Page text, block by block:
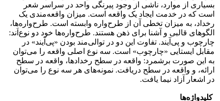
بسیاری از موارد، ناشی از وجود پیرنگی واحد در سراسر شعر
است که در خدمت ایجاد یک واقعه است. میزان واقعه‌مندی یک
رخداد، به میزان تخطی آن از طرح‌واره وابسته است. طرح‌واره‌ها،
الگوهای قالبی و آشنا برای ذهن هستند. طرح‌واره‌ها خود دو نوع‌اَند:
چارچوب و پی‌آیند. تفاوت این دو در توالی‌مند بودن «پی‌آیند» در
مقابل ایستایی «چارچوب» است. سه نوع اصلی واقعه را می‌توان
به این صورت برشمرد: واقعه در سطح رخدادها، واقعه در سطح
ارائه، و واقعه در سطح دریافت. نمونه‌های هر سه نوع را می‌توان
در اشعار آزاد نیما یافت.
کلیدواژه‌ها